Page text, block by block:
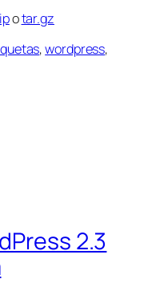
otar.gz
,wordpress,
2.3